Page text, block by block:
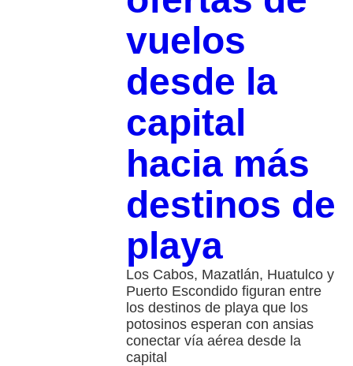
vuelos
desde la
capital
hacia más
destinos de
playa
Los Cabos, Mazatlán, Huatulco y
Puerto Escondido figuran entre
los destinos de playa que los
potosinos esperan con ansias
conectar vía aérea desde la
capital